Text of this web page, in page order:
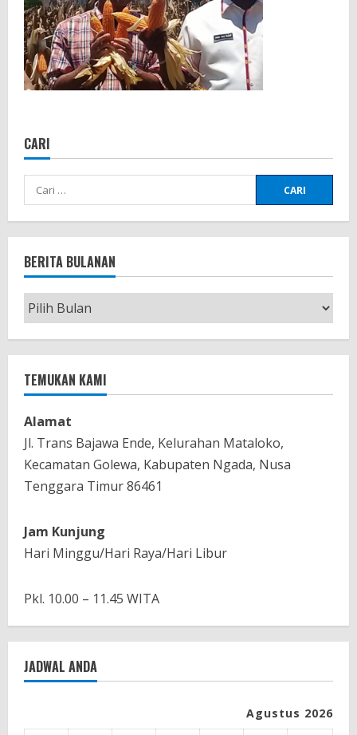
CARI
Cari
untuk:
BERITA BULANAN
Berita
Bulanan
TEMUKAN KAMI
Alamat
Jl. Trans Bajawa Ende, Kelurahan Mataloko,
Kecamatan Golewa, Kabupaten Ngada, Nusa
Tenggara Timur 86461
Jam Kunjung
Hari Minggu/Hari Raya/Hari Libur
Pkl. 10.00 – 11.45 WITA
JADWAL ANDA
Agustus 2026